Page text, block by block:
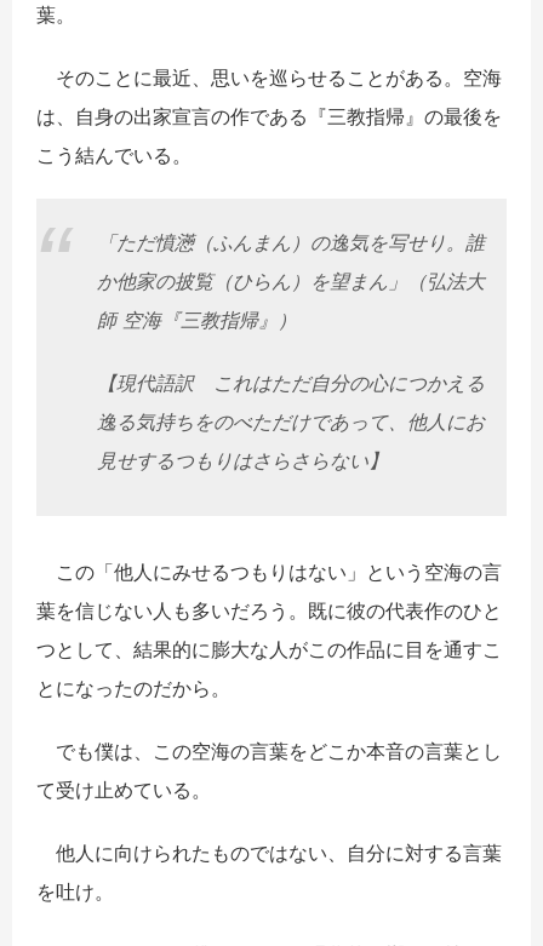
葉。
そのことに最近、思いを巡らせることがある。空海
は、自身の出家宣言の作である『三教指帰』の最後を
こう結んでいる。
「ただ憤懣（ふんまん）の逸気を写せり。誰
か他家の披覧（ひらん）を望まん」（弘法大
師 空海『三教指帰』）
【現代語訳 これはただ自分の心につかえる
逸る気持ちをのべただけであって、他人にお
見せするつもりはさらさらない】
この「他人にみせるつもりはない」という空海の言
葉を信じない人も多いだろう。既に彼の代表作のひと
つとして、結果的に膨大な人がこの作品に目を通すこ
とになったのだから。
でも僕は、この空海の言葉をどこか本音の言葉とし
て受け止めている。
他人に向けられたものではない、自分に対する言葉
を吐け。